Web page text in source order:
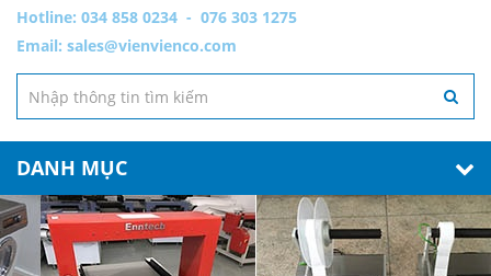
Hotline: 034 858 0234 - 076 303 1275
Email: sales@vienvienco.com
DANH MỤC